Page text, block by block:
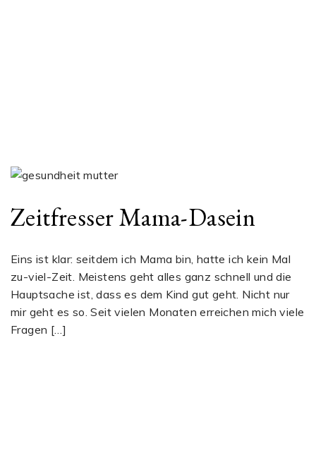
Zeitfresser Mama-Dasein
Eins ist klar: seitdem ich Mama bin, hatte ich kein Mal
zu-viel-Zeit. Meistens geht alles ganz schnell und die
Hauptsache ist, dass es dem Kind gut geht. Nicht nur
mir geht es so. Seit vielen Monaten erreichen mich viele
Fragen […]